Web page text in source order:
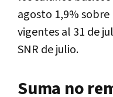
agosto 1,9% sobre
vigentes al 31 de
SNR de julio.
Suma no